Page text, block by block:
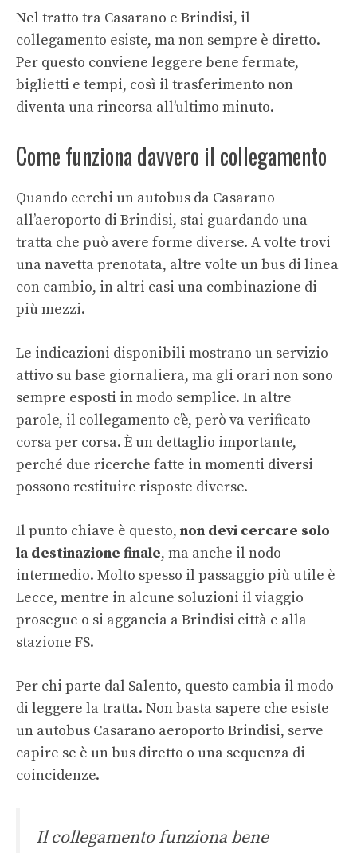
Nel tratto tra Casarano e Brindisi, il
collegamento esiste, ma non sempre è diretto.
Per questo conviene leggere bene fermate,
biglietti e tempi, così il trasferimento non
diventa una rincorsa all’ultimo minuto.
Come funziona davvero il collegamento
Quando cerchi un autobus da Casarano
all’aeroporto di Brindisi, stai guardando una
tratta che può avere forme diverse. A volte trovi
una navetta prenotata, altre volte un bus di linea
con cambio, in altri casi una combinazione di
più mezzi.
Le indicazioni disponibili mostrano un servizio
attivo su base giornaliera, ma gli orari non sono
sempre esposti in modo semplice. In altre
parole, il collegamento c’è, però va verificato
corsa per corsa. È un dettaglio importante,
perché due ricerche fatte in momenti diversi
possono restituire risposte diverse.
Il punto chiave è questo, non devi cercare solo
la destinazione finale, ma anche il nodo
intermedio. Molto spesso il passaggio più utile è
Lecce, mentre in alcune soluzioni il viaggio
prosegue o si aggancia a Brindisi città e alla
stazione FS.
Per chi parte dal Salento, questo cambia il modo
di leggere la tratta. Non basta sapere che esiste
un autobus Casarano aeroporto Brindisi, serve
capire se è un bus diretto o una sequenza di
coincidenze.
Il collegamento funziona bene